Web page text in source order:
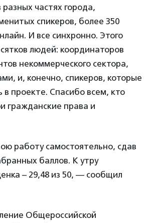
частях города,
спикеров, более 350
И все синхронно. Этого
людей: координаторов
некоммерческого сектора,
и, конечно, спикеров, которые
проекте. Спасибо всем, кто
гражданские права и
работу самостоятельно, сдав
баллов. К утру
– 29,48 из 50, — сообщил
Общероссийской